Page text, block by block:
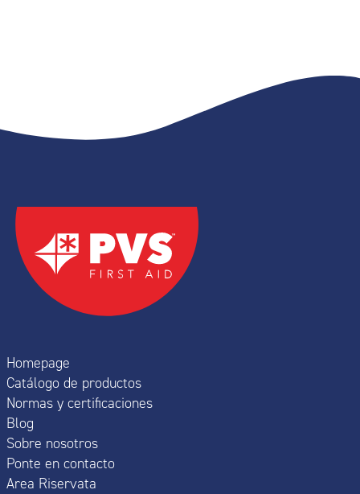
Homepage
Catálogo de productos
Normas y certificaciones
Blog
Sobre nosotros
Ponte en contacto
Area Riservata